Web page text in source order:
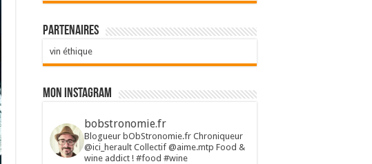
Partenaires
vin éthique
Mon Instagram
bobstronomie.fr
Blogueur bObStronomie.fr Chroniqueur
@ici_herault Collectif @aime.mtp Food &
wine addict ! #food #wine